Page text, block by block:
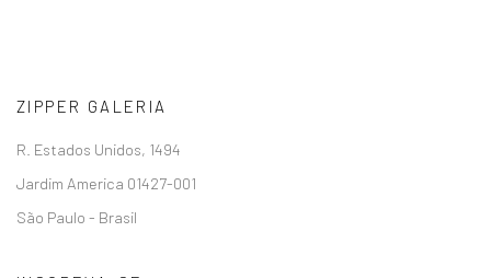
ZIPPER GALERIA
R. Estados Unidos, 1494
Jardim America 01427-001
São Paulo - Brasil